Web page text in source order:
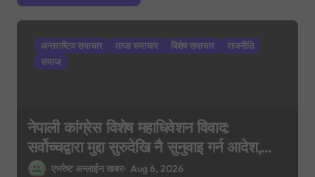
t
अन्तराष्टिय समाचार ताजा समाचार बिशेष समाचार
राजनीति
समाज
नेपाली कांग्रेस विशेष महाधिवेशन विवाद:
सर्वोच्चद्वारा मुद्दा सुरुदेखि नै सुनुवाइ गर्न आदेश,
पुरानो फैसला पुनरावलोकन हुने
एभरेष्ट अन्लाईन खबर Aug 6, 2026